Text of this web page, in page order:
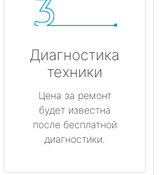
Диагностика
техники
Цена за ремонт
будет известна
после бесплатной
диагностики.